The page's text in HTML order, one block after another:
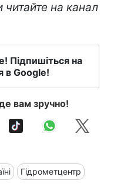
читайте на канал
Підпишіться на
в Google!
вам зручно!
Гідрометцентр